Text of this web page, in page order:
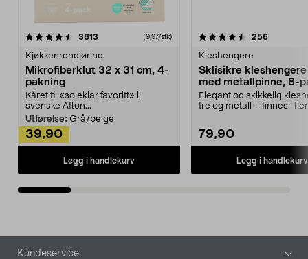
3813 anmeldelser(9,97/stk)
Kjøkkenrengjøring
Mikrofiberklut 32 x 31 cm, 4-
pakning
Kåret til «soleklar favoritt» i
svenske Afton...
Utførelse: Grå/beige
39,90
Legg i handlekurv
4.5av 5 stjerner 256
Kleshengere
Sklisikre
med metallpinne, 8-
Elegant og skikkelig
tre og metall – finnes i
79,90
Legg i handlekurv
4.5av 5 stjerner
Bunntekst
Kundeservice